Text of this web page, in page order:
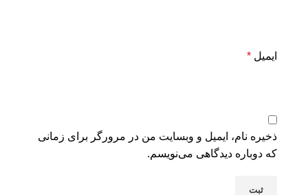
ایمیل *
ذخیره نام، ایمیل و وبسایت من در مرورگر برای زمانی
که دوباره دیدگاهی می‌نویسم.